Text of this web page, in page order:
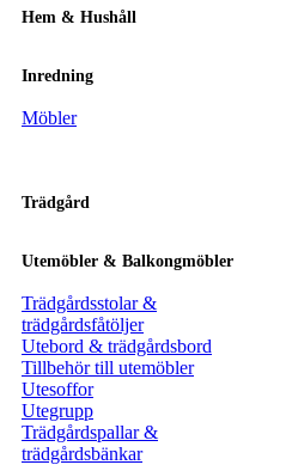
Hem & Hushåll
Inredning
Möbler
Trädgård
Utemöbler & Balkongmöbler
Trädgårdsstolar &
trädgårdsfåtöljer
Utebord & trädgårdsbord
Tillbehör till utemöbler
Utesoffor
Utegrupp
Trädgårdspallar &
trädgårdsbänkar